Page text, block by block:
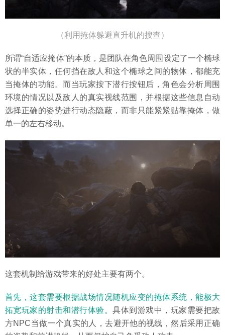
（利用掩体躲避直升机的搜查）
所谓“自适应掩体”的本质，是团队在角色周围设定了一个椭球
状的半实体，任何挡在敌人和这个椭球之间的物体，都能充
当掩体的功能。而当玩家按下潜行按钮后，角色会分析周围
环境的情况以及敌人的真实视线范围，并根据这些信息自动
选择正确的姿势进行动态隐蔽，而非只能紧紧贴靠掩体，做
单一的左右移动。
这套机制给游戏带来的好处主要有两个。
首先，这套需要根据战场情况随机应变的掩体系统，能极大
拓宽玩家的射击和潜行体验。具体到游戏中，玩家需要把敌
方NPC当做一个真实的人，去避开他的视线，然后采用正确